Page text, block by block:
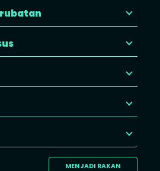
MENJADI RAKAN